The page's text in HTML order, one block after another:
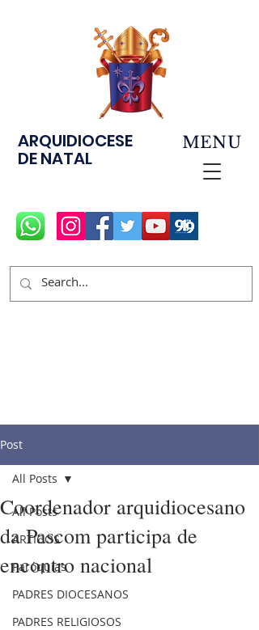
ARQUIDIOCESE
DE NATAL
MENU
Post
All Posts
ARTIGOS
Paróquias
PADRES DIOCESANOS
PADRES RELIGIOSOS
All Posts
Coordenador arquidiocesano
da Pascom participa de
encontro nacional